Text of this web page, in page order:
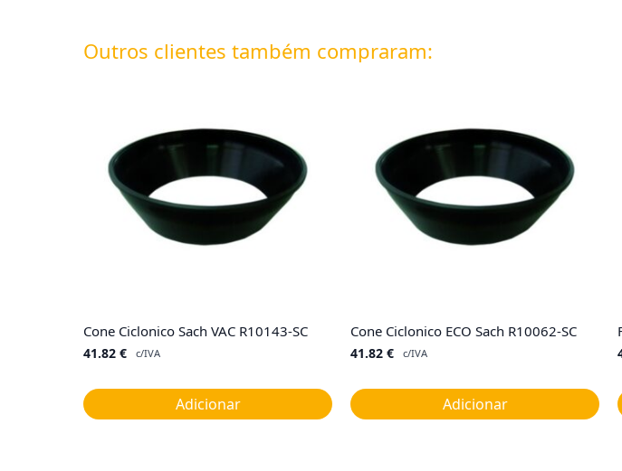
Outros clientes também compraram:
Cone Ciclonico Sach VAC R10143-SC
41.82 € c/IVA
Adicionar
Cone Ciclonico ECO Sach R10062-SC
41.82 € c/IVA
Adicionar